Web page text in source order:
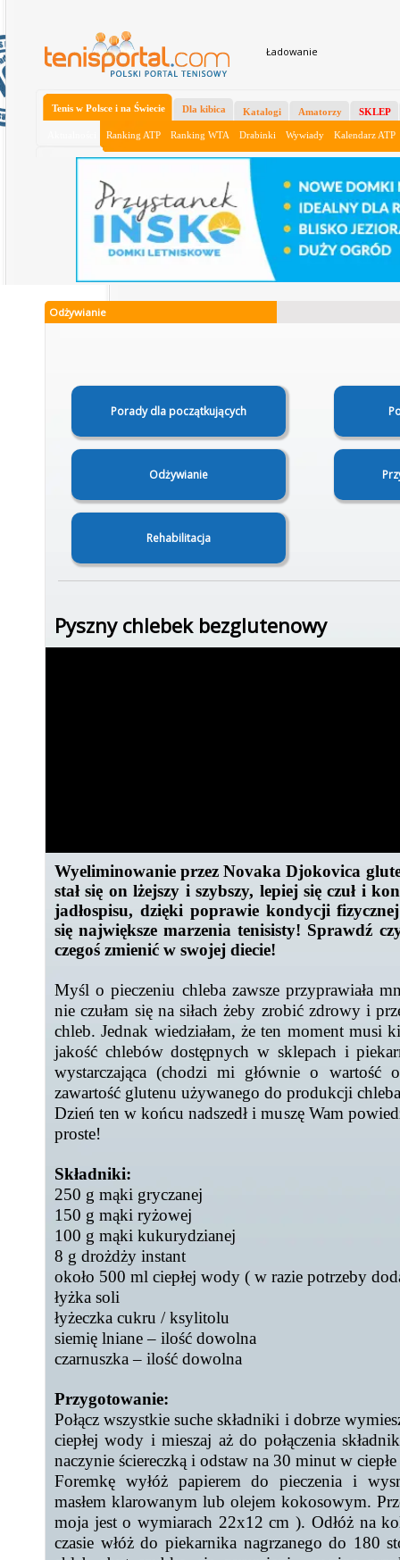
Ładowanie
Tenis w Polsce i na Świecie
Ranking ATP Ranking WTA Drabinki Wywiady Kalendarz ATP
Dla kibica Katalogi Amatorzy SKLEP
Odżywianie
Porady dla początkujących
Odżywianie
Rehabilitacja
Pyszny chlebek bezglutenowy
Wyeliminowanie przez Novaka Djokovica
stał się on lżejszy i szybszy, lepiej się czuł i
jadłospisu, dzięki poprawie kondycji fizycznej
się największe marzenia tenisisty! Sprawdź
czegoś zmienić w swojej diecie!
Myśl o pieczeniu chleba zawsze przyprawiała
nie czułam się na siłach żeby zrobić zdrowy i
chleb. Jednak wiedziałam, że ten moment musi
jakość chlebów dostępnych w sklepach i
wystarczająca (chodzi mi głównie o wartość
zawartość glutenu używanego do produkcji
Dzień ten w końcu nadszedł i muszę Wam
proste!
Składniki:
250 g mąki gryczanej
150 g mąki ryżowej
100 g mąki kukurydzianej
8 g drożdży instant
około 500 ml ciepłej wody ( w razie potrzeby
łyżka soli
łyżeczka cukru / ksylitolu
siemię lniane – ilość dowolna
czarnuszka – ilość dowolna
Przygotowanie:
Połącz wszystkie suche składniki i dobrze
ciepłej wody i mieszaj aż do połączenia
naczynie ściereczką i odstaw na 30 minut w
Foremkę wyłóż papierem do pieczenia i
masłem klarowanym lub olejem kokosowym.
moja jest o wymiarach 22x12 cm ). Odłóż na
czasie włóż do piekarnika nagrzanego do 180